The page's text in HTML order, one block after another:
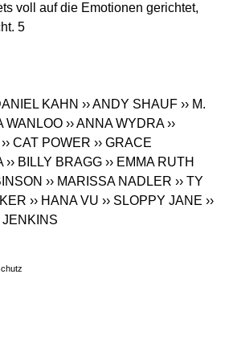
voll auf die Emotionen gerichtet,
5
KAHN ›› ANDY SHAUF ›› M.
WANLOO ›› ANNA WYDRA ››
›› CAT POWER ›› GRACE
›› BILLY BRAGG ›› EMMA RUTH
›› MARISSA NADLER ›› TY
›› HANA VU ›› SLOPPY JANE ››
JENKINS